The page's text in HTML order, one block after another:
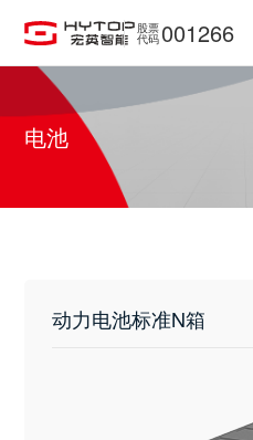
股票
代码 001266
电池
动力电池标准N箱